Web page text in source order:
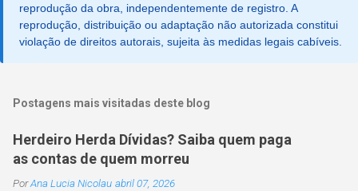
reprodução da obra, independentemente de registro. A
reprodução, distribuição ou adaptação não autorizada constitui
violação de direitos autorais, sujeita às medidas legais cabíveis.
Postagens mais visitadas deste blog
Herdeiro Herda Dívidas? Saiba quem paga
as contas de quem morreu
PorAna Lucia Nicolau abril 07, 2026